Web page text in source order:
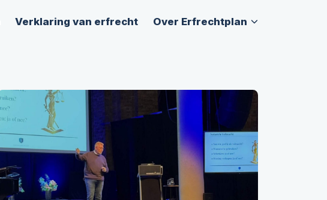
Verklaring van erfrecht Over Erfrechtplan